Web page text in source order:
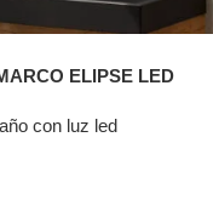
ELIPSE LED
con luz led